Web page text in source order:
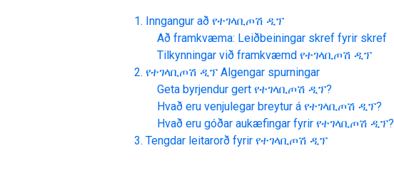
Inngangur að የተገላቢጦሽ ዲፕ
Að framkvæma: Leiðbeiningar skref fyrir skref
Tilkynningar við framkvæmd የተገላቢጦሽ ዲፕ
የተገላቢጦሽ ዲፕ Algengar spurningar
Geta byrjendur gert የተገላቢጦሽ ዲፕ?
Hvað eru venjulegar breytur á የተገላቢጦሽ ዲፕ?
Hvað eru góðar aukæfingar fyrir የተገላቢጦሽ ዲፕ?
Tengdar leitarorð fyrir የተገላቢጦሽ ዲፕ